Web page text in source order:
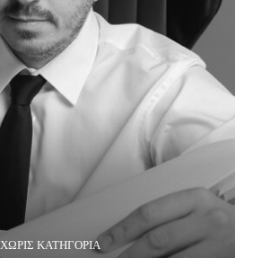
ΧΩΡΊΣ ΚΑΤΗΓΟΡΊΑ